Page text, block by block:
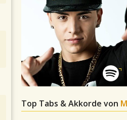
Top Tabs & Akkorde von